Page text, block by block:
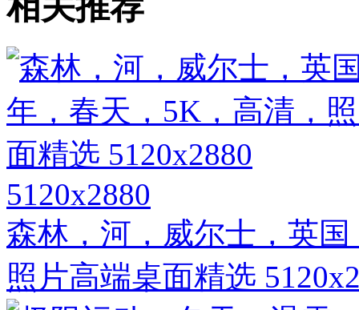
5120x2880
森林，河，威尔士，英
照片高端桌面精选